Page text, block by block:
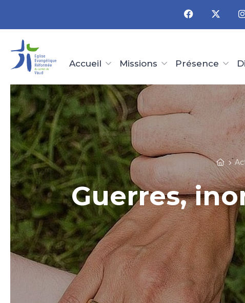
Accueil Missions Présence
Guerres,